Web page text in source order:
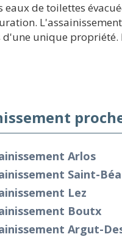
de toilettes
unique
Arlos
Saint-
Lez
Boutx
Argut-